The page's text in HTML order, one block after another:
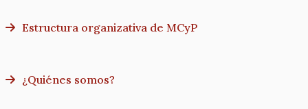
Estructura organizativa de MCyP
¿Quiénes somos?